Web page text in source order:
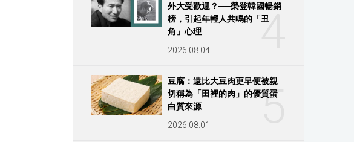
4
外大受歡迎？──榮登韓國暢銷
榜，引起年輕人共鳴的「丑
角」心理
2026.08.04
5
豆腐：遠比大豆肉更早便被親
切稱為「田裡的肉」的優質蛋
白質來源
2026.08.01